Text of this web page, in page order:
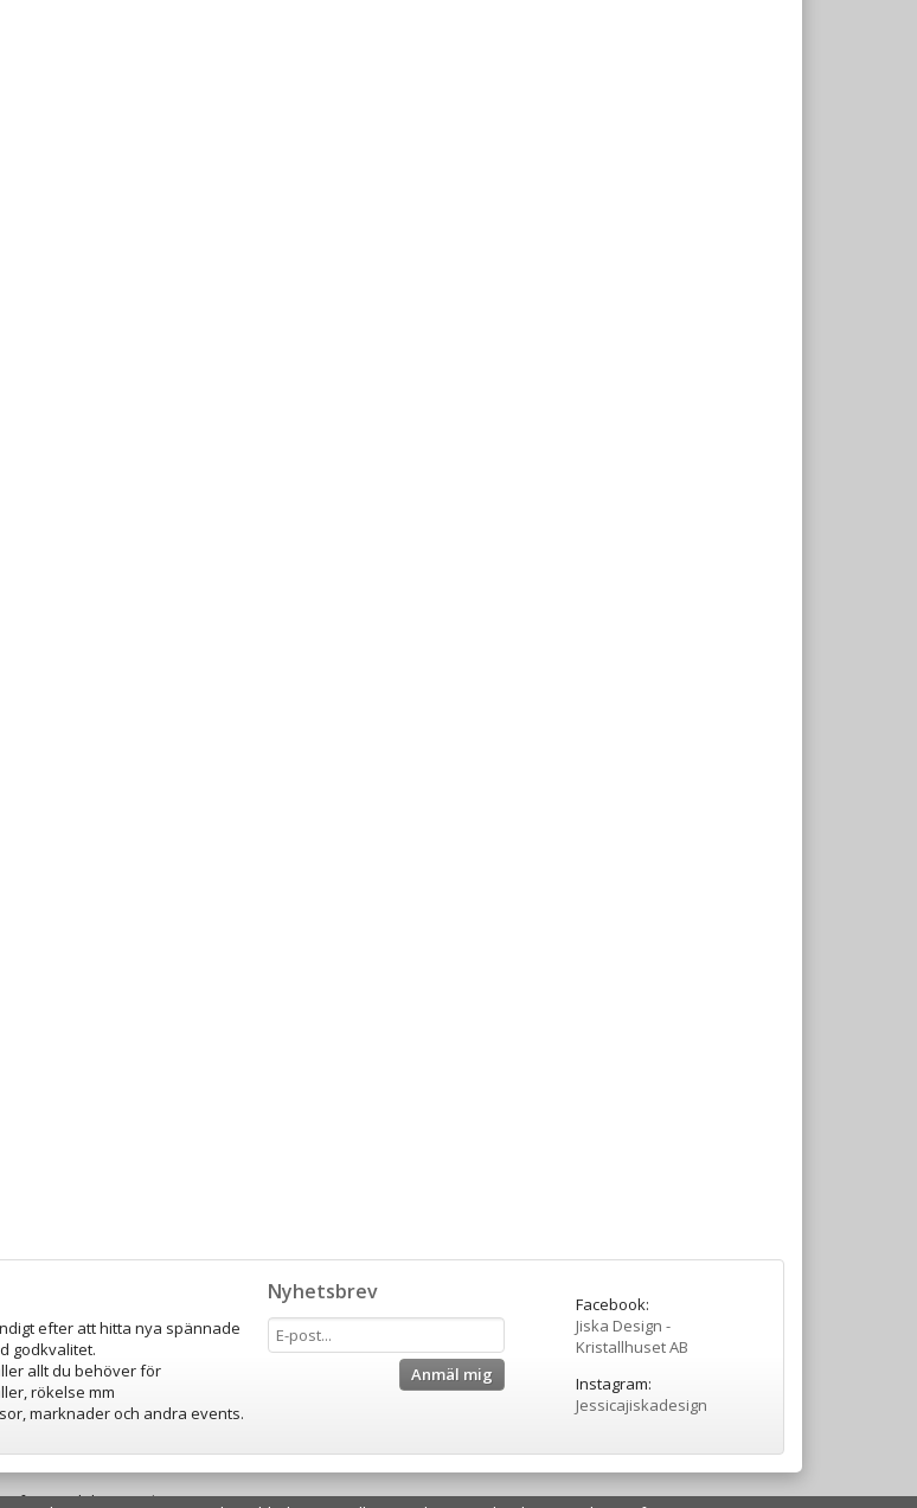
Facebook:
Jiska Design -
Kristallhuset AB
Instagram:
Jessicajiskadesign
Nyhetsbrev
Anmäl mig
efter att hitta nya spännade
godkvalitet.
allt du behöver för
rökelse mm
marknader och andra events.
Drift & produktion:Wikinggruppen